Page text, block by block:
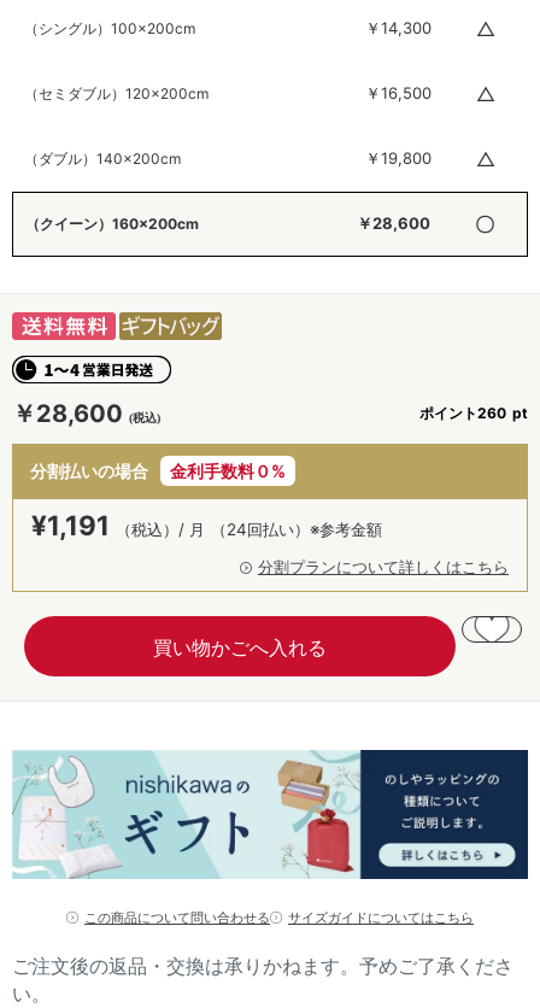
￥28,600 ポイント260
分割払いの場合 金利手数料０%
¥1,191 （税込）/ 月 （24回払い）※参考金額
分割プランについて詳しくはこちら
（シングル）100×200cm ￥14,300 △
（セミダブル）120×200cm ￥16,500 △
（ダブル）140×200cm ￥19,800 △
（クイーン）160×200cm ￥28,600 〇
この商品について問い合わせる サイズガイドについてはこちら
ご注文後の返品・交換は承りかねます。予めご了承くださ
い。